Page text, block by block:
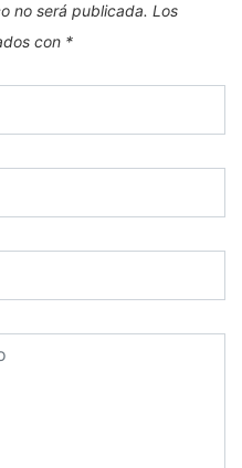
no será publicada. Los
con *